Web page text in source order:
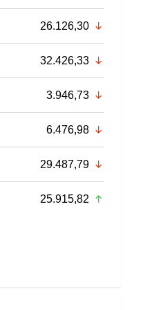
26.126,30
32.426,33
3.946,73
6.476,98
29.487,79
25.915,82